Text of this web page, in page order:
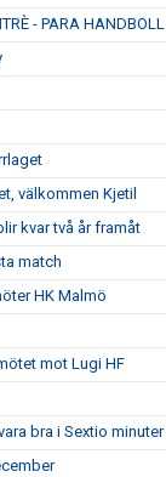
- PARA HANDBOLL
välkommen Kjetil
kvar två år framåt
match
HK Malmö
mot Lugi HF
bra i Sextio minuter